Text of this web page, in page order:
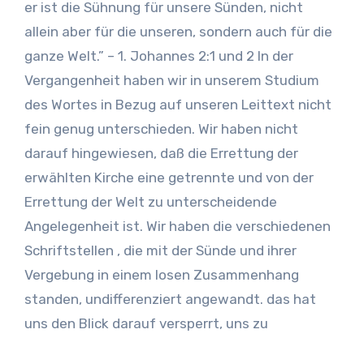
er ist die Sühnung für unsere Sünden, nicht
allein aber für die unseren, sondern auch für die
ganze Welt.” – 1. Johannes 2:1 und 2 In der
Vergangenheit haben wir in unserem Studium
des Wortes in Bezug auf unseren Leittext nicht
fein genug unterschieden. Wir haben nicht
darauf hingewiesen, daß die Errettung der
erwählten Kirche eine getrennte und von der
Errettung der Welt zu unterscheidende
Angelegenheit ist. Wir haben die verschiedenen
Schriftstellen , die mit der Sünde und ihrer
Vergebung in einem losen Zusammenhang
standen, undifferenziert angewandt. das hat
uns den Blick darauf versperrt, uns zu